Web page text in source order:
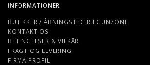
INFORMATIONER
BUTIKKER / ÅBNINGSTIDER I GUNZONE
KONTAKT OS
BETINGELSER & VILKÅR
FRAGT OG LEVERING
FIRMA PROFIL